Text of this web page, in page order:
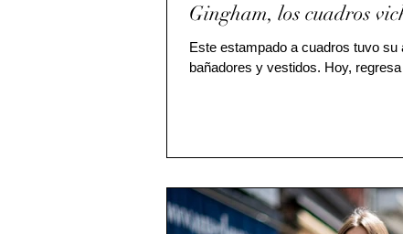
Gingham, los cuadros
Este estampado a cuadros tuvo su
bañadores y vestidos. Hoy,